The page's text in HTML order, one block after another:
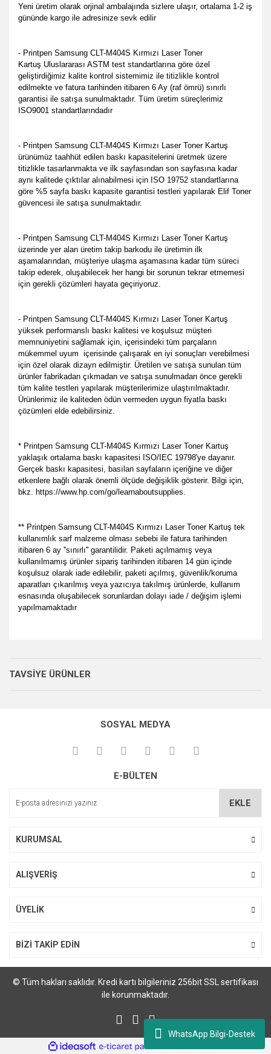
WhatsApp Bilgi-Destek
Yeni üretim olarak orjinal ambalajında sizlere ulaşır, ortalama 1-2 iş
gününde kargo ile adresinize sevk edilir
- Printpen Samsung CLT-M404S Kırmızı Laser Toner
Kartuş Uluslararası ASTM test standartlarına göre özel
geliştirdiğimiz kalite kontrol sistemimiz ile titizlikle kontrol
edilmekte ve fatura tarihinden itibaren 6 Ay (raf ömrü) sınırlı
garantisi ile satışa sunulmaktadır. Tüm üretim süreçlerimiz
ISO9001 standartlarındadır
- Printpen Samsung CLT-M404S Kırmızı Laser Toner Kartuş
ürünümüz taahhüt edilen baskı kapasitelerini üretmek üzere
titizlikle tasarlanmakta ve ilk sayfasından son sayfasına kadar
aynı kalitede çıktılar alınabilmesi için ISO 19752 standartlarına
göre %5 sayfa baskı kapasite garantisi testleri yapılarak Elif Toner
güvencesi ile satışa sunulmaktadır.
- Printpen Samsung CLT-M404S Kırmızı Laser Toner Kartuş
üzerinde yer alan üretim takip barkodu ile üretimin ilk
aşamalarından, müşteriye ulaşma aşamasına kadar tüm süreci
takip ederek, oluşabilecek her hangi bir sorunun tekrar etmemesi
için gerekli çözümleri hayata geçiriyoruz.
- Printpen Samsung CLT-M404S Kırmızı Laser Toner Kartuş
yüksek performanslı baskı kalitesi ve koşulsuz müşteri
memnuniyetini sağlamak için, içerisindeki tüm parçaların
mükemmel uyum içerisinde çalışarak en iyi sonuçları verebilmesi
için özel olarak dizayn edilmiştir. Üretilen ve satışa sunulan tüm
ürünler fabrikadan çıkmadan ve satışa sunulmadan önce gerekli
tüm kalite testleri yapılarak müşterilerimize ulaştırılmaktadır.
Ürünlerimiz ile kaliteden ödün vermeden uygun fiyatla baskı
çözümleri elde edebilirsiniz.
* Printpen Samsung CLT-M404S Kırmızı Laser Toner Kartuş
yaklaşık ortalama baskı kapasitesi ISO/IEC 19798'ye dayanır.
Gerçek baskı kapasitesi, basılan sayfaların içeriğine ve diğer
etkenlere bağlı olarak önemli ölçüde değişiklik gösterir. Bilgi için,
bkz. https://www.hp.com/go/learnaboutsupplies.
** Printpen Samsung CLT-M404S Kırmızı Laser Toner Kartuş tek
kullanımlık sarf malzeme olması sebebi ile fatura tarihinden
itibaren 6 ay ''sınırlı'' garantilidir. Paketi açılmamış veya
kullanılmamış ürünler sipariş tarihinden itibaren 14 gün içinde
koşulsuz olarak iade edilebilir, paketi açılmış, güvenlik/koruma
aparatları çıkarılmış veya yazıcıya takılmış ürünlerde, kullanım
esnasında oluşabilecek sorunlardan dolayı iade / değişim işlemi
yapılmamaktadır
kullanarak tarafımıza iletebilirsiniz.
Görüş ve önerileriniz için teşekkür ederiz.
Ürün açıklamasında eksik bilgiler bulunuyor.
Bu ürüne benzer farklı alternatifler olmalı.
P... E... | 23/08/2024
Sebahattin Özcan | 18/07/2024
TAVSİYE ÜRÜNLER
Printpen Samsung CLT-K404S Siyah Laser Toner Kartuş
SOSYAL MEDYA
E-BÜLTEN
EKLE
KURUMSAL
ALIŞVERİŞ
ÜYELİK
BİZİ TAKİP EDİN
© Tüm hakları saklıdır. Kredi kartı bilgileriniz 256bit SSL sertifikası
ile korunmaktadır.
ideasoft